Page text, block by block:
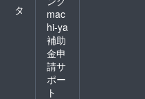
タ
mac
hi-ya
補助
金申
請サ
ポー
ト